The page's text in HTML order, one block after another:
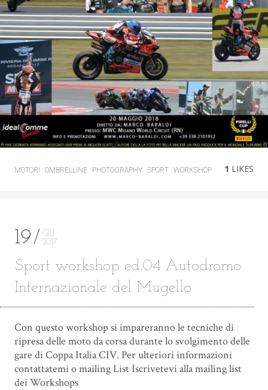
MOTORI OMBRELLINE PHOTOGRAPHY SPORT WORKSHOP 1 LIKES
19
GIU
2017
Sport workshop ed.04 Autodromo
Internazionale del Mugello
Con questo workshop si impareranno le tecniche di
ripresa delle moto da corsa durante lo svolgimento delle
gare di Coppa Italia CIV. Per ulteriori informazioni
contattatemi o mailing List Iscrivetevi alla mailing list
dei Workshops